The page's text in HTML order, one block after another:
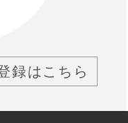
録はこちら